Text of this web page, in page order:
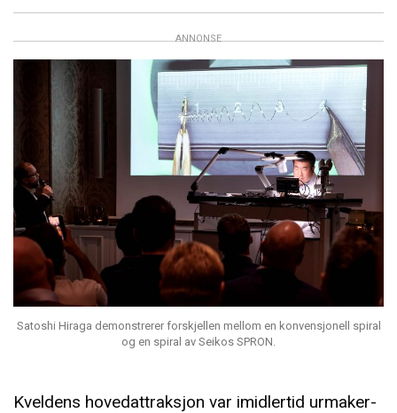
ANNONSE
Satoshi Hiraga demonstrerer forskjellen mellom en konvensjonell spiral
og en spiral av Seikos SPRON.
Kveldens hovedattraksjon var imidlertid urmaker-